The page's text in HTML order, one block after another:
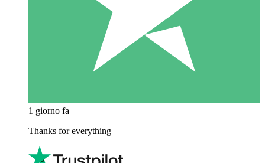
1 giorno fa
Thanks for everything